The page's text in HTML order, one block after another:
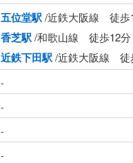
五位堂駅/近鉄大阪線 徒歩
香芝駅/和歌山線 徒歩12分
近鉄下田駅/近鉄大阪線 徒
-
-
-
-